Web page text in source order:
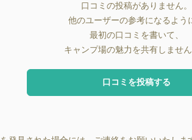
口コミの投稿がありません。
他のユーザーの参考になるよう
最初の口コミを書いて、
キャンプ場の魅力を共有しませ
口コミを投稿する